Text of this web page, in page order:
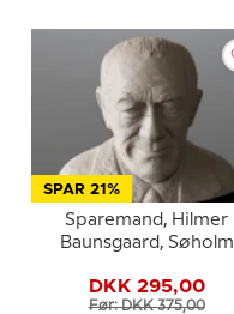
SPAR 21%
Sparemand, Hilmer
Baunsgaard, Søholm
DKK 295,00
Før: DKK 375,00